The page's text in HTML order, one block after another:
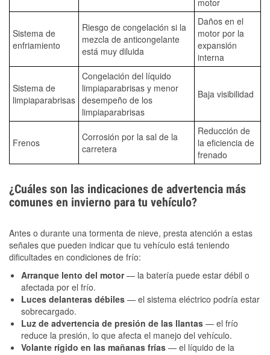
motor
Sistema de
enfriamiento
Riesgo de congelación si la
mezcla de anticongelante
está muy diluida
Daños en el
motor por la
expansión
interna
Sistema de
limpiaparabrisas
Congelación del líquido
limpiaparabrisas y menor
desempeño de los
limpiaparabrisas
Baja visibilidad
Frenos
Corrosión por la sal de la
carretera
Reducción de
la eficiencia de
frenado
¿Cuáles son las indicaciones de advertencia más
comunes en invierno para tu vehículo?
Antes o durante una tormenta de nieve, presta atención a estas
señales que pueden indicar que tu vehículo está teniendo
dificultades en condiciones de frío:
Arranque lento del motor— la batería puede estar débil o
afectada por el frío.
Luces delanteras débiles — el sistema eléctrico podría estar
sobrecargado.
Luz de advertencia de presión de las llantas — el frío
reduce la presión, lo que afecta el manejo del vehículo.
Volante rígido en las mañanas frías — el líquido de la